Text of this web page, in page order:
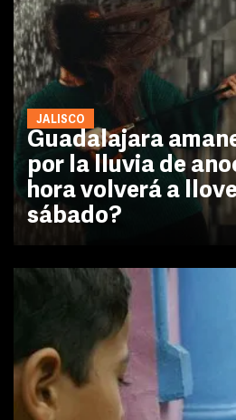
JALISCO
Guadalajara
por la lluvia de
hora volverá a
sábado?